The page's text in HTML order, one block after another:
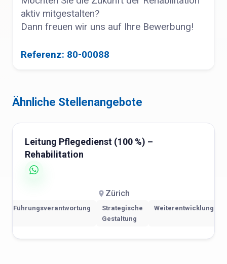
aktiv mitgestalten?
Dann freuen wir uns auf Ihre Bewerbung!
Referenz: 80-00088
Ähnliche Stellenangebote
Leitung Pflegedienst (100 %) –
Rehabilitation
Zürich
Führungsverantwortung
Strategische
Gestaltung
Weiterentwicklung